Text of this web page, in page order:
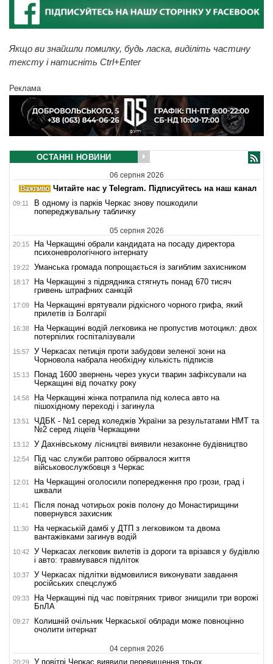
Якщо ви знайшли помилку, будь ласка, виділіть частину
тексту і натисніть Ctrl+Enter
Реклама
ОСТАННІ НОВИНИ
06 серпня 2026
Читайте нас у Telegram. Підписуйтесь на наш канал
09:11
В одному із парків Черкас знову пошкодили
попереджувальну табличку
05 серпня 2026
20:15
На Черкащині обрали кандидата на посаду директора
психоневрологічного інтернату
19:22 Уманська громада попрощається із загиблим захисником
18:17
На Черкащині з підрядника стягнуть понад 670 тисяч
гривень штрафних санкцій
17:09
На Черкащині врятували рідкісного чорного грифа, який
прилетів із Болгарії
16:38
На Черкащині водій легковика не пропустив мотоцикл: двох
потерпілих госпіталізували
15:57
У Черкасах петиція проти забудови зеленої зони на
Чорновола набрала необхідну кількість підписів
15:13
Понад 1600 звернень через укуси тварин зафіксували на
Черкащині від початку року
14:58
На Черкащині жінка потрапила під колеса авто на
пішохідному переході і загинула
13:51
ЧДБК - №1 серед коледжів України за результатами НМТ та
№2 серед ліцеїв Черкащини
13:12 У Дахнівському лісництві виявили незаконне будівництво
12:54
Під час служби раптово обірвалося життя
військовослужбовця з Черкас
12:01
На Черкащині оголосили попередження про грози, град і
шквали
11:41
Після понад чотирьох років полону до Монастирищини
повернувся захисник
11:30
На черкаській дамбі у ДТП з легковиком та двома
вантажівками загинув водій
10:42
У Черкасах легковик вилетів із дороги та врізався у будівлю
і авто: травмувався підліток
10:37
У Черкасах підлітки відмовилися виконувати завдання
російських спецслужб
09:33
На Черкащині під час повітряних тривог знищили три ворожі
БпЛА
09:27
Колишній очільник Черкаської облради може повноцінно
очолити інтернат
04 серпня 2026
20:29 У повітрі Черкас виявили перевищення трьох